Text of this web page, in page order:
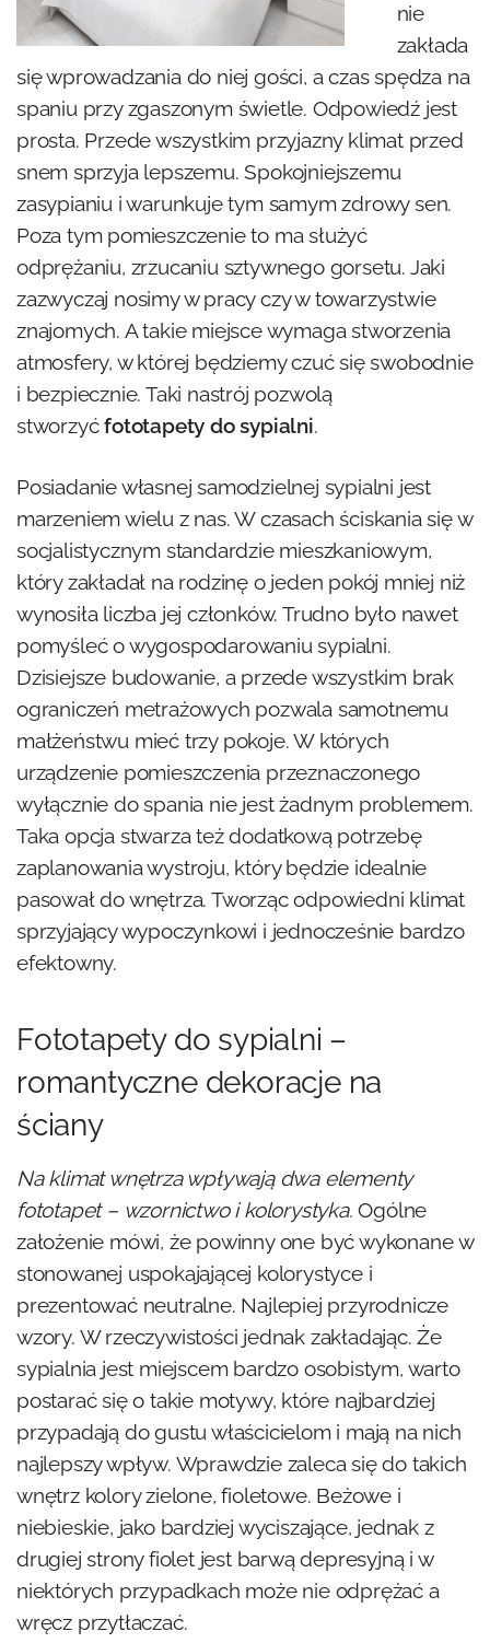
nie
zakłada
się wprowadzania do niej gości, a czas spędza na
spaniu przy zgaszonym świetle. Odpowiedź jest
prosta. Przede wszystkim przyjazny klimat przed
snem sprzyja lepszemu. Spokojniejszemu
zasypianiu i warunkuje tym samym zdrowy sen.
Poza tym pomieszczenie to ma służyć
odprężaniu, zrzucaniu sztywnego gorsetu. Jaki
zazwyczaj nosimy w pracy czy w towarzystwie
znajomych. A takie miejsce wymaga stworzenia
atmosfery, w której będziemy czuć się swobodnie
i bezpiecznie. Taki nastrój pozwolą
stworzyćfototapety do sypialni.
Posiadanie własnej samodzielnej sypialni jest
marzeniem wielu z nas. W czasach ściskania się w
socjalistycznym standardzie mieszkaniowym,
który zakładał na rodzinę o jeden pokój mniej niż
wynosiła liczba jej członków. Trudno było nawet
pomyśleć o wygospodarowaniu sypialni.
Dzisiejsze budowanie, a przede wszystkim brak
ograniczeń metrażowych pozwala samotnemu
małżeństwu mieć trzy pokoje. W których
urządzenie pomieszczenia przeznaczonego
wyłącznie do spania nie jest żadnym problemem.
Taka opcja stwarza też dodatkową potrzebę
zaplanowania wystroju, który będzie idealnie
pasował do wnętrza. Tworząc odpowiedni klimat
sprzyjający wypoczynkowi i jednocześnie bardzo
efektowny.
Fototapety do sypialni –
romantyczne dekoracje na
ściany
Na klimat wnętrza wpływają dwa elementy
fototapet – wzornictwo i kolorystyka. Ogólne
założenie mówi, że powinny one być wykonane w
stonowanej uspokajającej kolorystyce i
prezentować neutralne. Najlepiej przyrodnicze
wzory. W rzeczywistości jednak zakładając. Że
sypialnia jest miejscem bardzo osobistym, warto
postarać się o takie motywy, które najbardziej
przypadają do gustu właścicielom i mają na nich
najlepszy wpływ. Wprawdzie zaleca się do takich
wnętrz kolory zielone, fioletowe. Beżowe i
niebieskie, jako bardziej wyciszające, jednak z
drugiej strony fiolet jest barwą depresyjną i w
niektórych przypadkach może nie odprężać a
wręcz przytłaczać.